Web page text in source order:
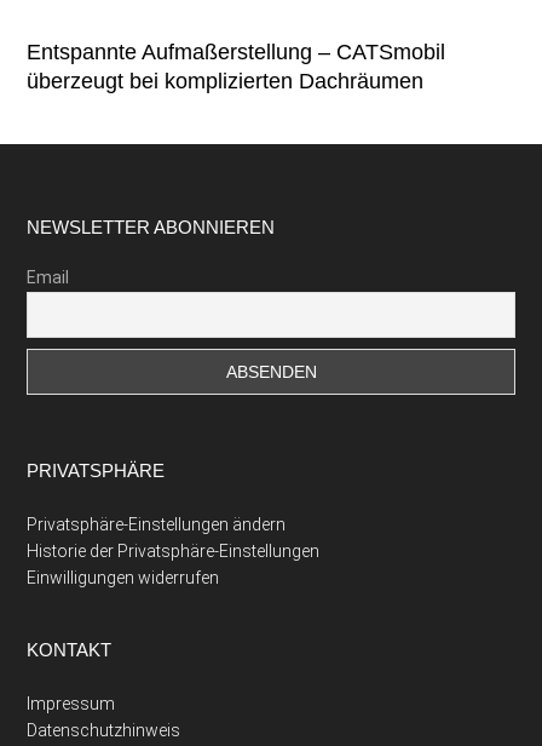
Entspannte Aufmaßerstellung – CATSmobil
überzeugt bei komplizierten Dachräumen
Footer
NEWSLETTER ABONNIEREN
Email
PRIVATSPHÄRE
Privatsphäre-Einstellungen ändern
Historie der Privatsphäre-Einstellungen
Einwilligungen widerrufen
KONTAKT
Impressum
Datenschutzhinweis